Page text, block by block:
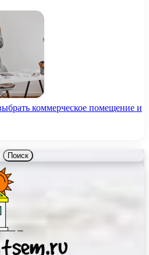
коммерческое помещение и